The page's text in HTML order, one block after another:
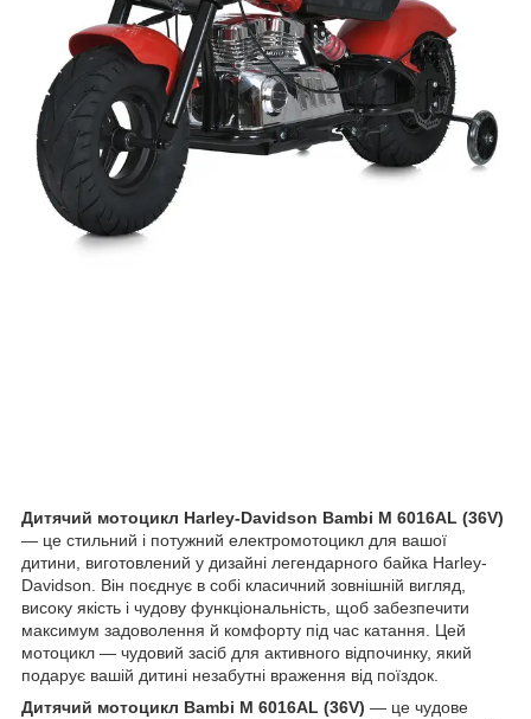
Дитячий мотоцикл Harley-Davidson Bambi M 6016AL (36V)
— це стильний і потужний електромотоцикл для вашої
дитини, виготовлений у дизайні легендарного байка Harley-
Davidson. Він поєднує в собі класичний зовнішній вигляд,
високу якість і чудову функціональність, щоб забезпечити
максимум задоволення й комфорту під час катання. Цей
мотоцикл — чудовий засіб для активного відпочинку, який
подарує вашій дитині незабутні враження від поїздок.
Дитячий мотоцикл Bambi M 6016AL (36V) — це чудове